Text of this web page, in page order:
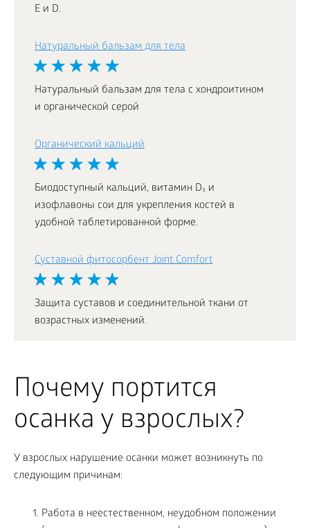
Е и D.
Натуральный бальзам для тела
Натуральный бальзам для тела с хондроитином
и органической серой
Органический кальций
Биодоступный кальций, витамин D₃ и
изофлавоны сои для укрепления костей в
удобной таблетированной форме.
Cуставной фитосорбент Joint Comfort
Защита суставов и соединительной ткани от
возрастных изменений.
Почему портится
осанка у взрослых?
У взрослых нарушение осанки может возникнуть по
следующим причинам:
Работа в неестественном, неудобном положении